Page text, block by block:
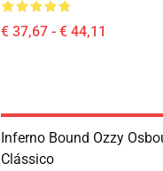
€ 37,67 - € 44,11
Inferno Bound Ozzy
Clássico